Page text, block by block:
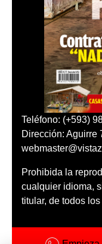
Teléfono: (+593)
Dirección: Aguirre
Prohibida la
cualquier idioma,
titular, de todos